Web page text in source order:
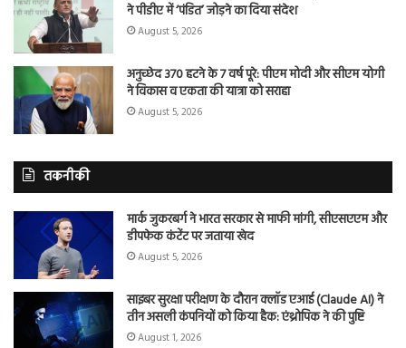
ने पीडीए में ‘पंडित’ जोड़ने का दिया संदेश
August 5, 2026
अनुच्छेद 370 हटने के 7 वर्ष पूरे: पीएम मोदी और सीएम योगी
ने विकास व एकता की यात्रा को सराहा
August 5, 2026
तकनीकी
मार्क जुकरबर्ग ने भारत सरकार से माफी मांगी, सीएसएएम और
डीपफेक कंटेंट पर जताया खेद
August 5, 2026
साइबर सुरक्षा परीक्षण के दौरान क्लॉड एआई (Claude AI) ने
तीन असली कंपनियों को किया हैक: एंथ्रोपिक ने की पुष्टि
August 1, 2026